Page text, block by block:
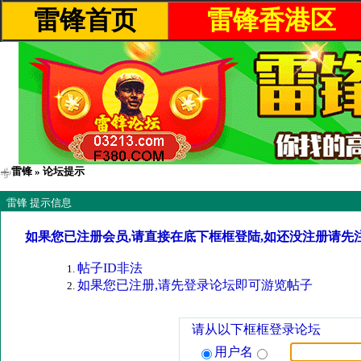
雷锋首页 雷锋香港区
雷锋 » 论坛提示
雷锋 提示信息
如果您已注册会员,请直接在底下框框登陆,如还没注册请先
帖子ID非法
如果您已注册,请先登录论坛即可游览帖子
请从以下框框登录论坛
用户名